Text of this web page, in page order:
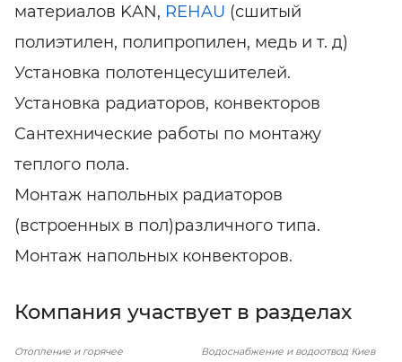
материалов KAN, REHAU (сшитый
полиэтилен, полипропилен, медь и т. д)
Установка полотенцесушителей.
Установка радиаторов, конвекторов
Сантехнические работы по монтажу
теплого пола.
Монтаж напольных радиаторов
(встроенных в пол)различного типа.
Монтаж напольных конвекторов.
Компания участвует в разделах
Отопление и горячее
Водоснабжение и водоотвод Киев